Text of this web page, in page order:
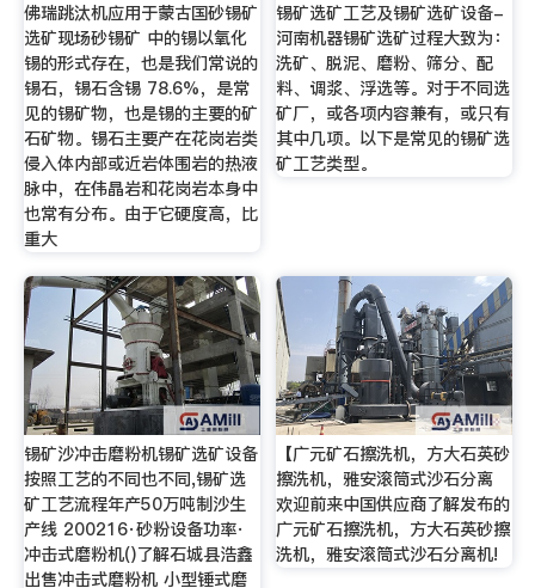
佛瑞跳汰机应用于蒙古国砂锡矿
选矿现场砂锡矿 中的锡以氧化
锡的形式存在，也是我们常说的
锡石，锡石含锡 78.6%，是常
见的锡矿物，也是锡的主要的矿
石矿物。锡石主要产在花岗岩类
侵入体内部或近岩体围岩的热液
脉中，在伟晶岩和花岗岩本身中
也常有分布。由于它硬度高，比
重大
锡矿选矿工艺及锡矿选矿设备-
河南机器锡矿选矿过程大致为：
洗矿、脱泥、磨粉、筛分、配
料、调浆、浮选等。对于不同选
矿厂，或各项内容兼有，或只有
其中几项。以下是常见的锡矿选
矿工艺类型。
锡矿沙冲击磨粉机锡矿选矿设备
按照工艺的不同也不同,锡矿选
矿工艺流程年产50万吨制沙生
产线 200216·砂粉设备功率·
冲击式磨粉机()了解石城县浩鑫
出售冲击式磨粉机 小型锤式磨
【广元矿石擦洗机，方大石英砂
擦洗机，雅安滚筒式沙石分离
欢迎前来中国供应商了解发布的
广元矿石擦洗机，方大石英砂擦
洗机，雅安滚筒式沙石分离机!